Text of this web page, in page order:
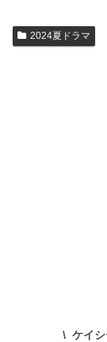
2024夏ドラマ
ケイ